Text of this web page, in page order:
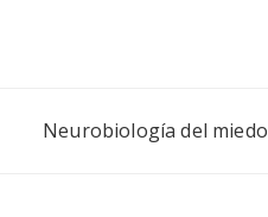
Neurobiología del miedo